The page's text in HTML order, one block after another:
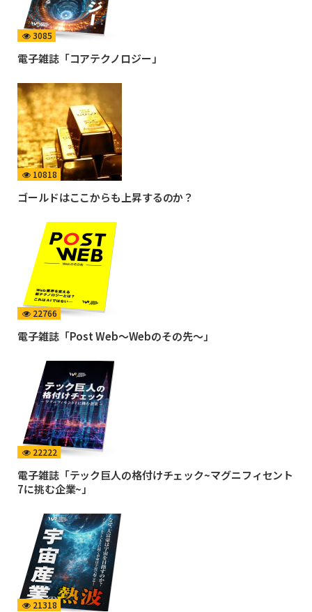
3085
電子雑誌「コアテクノロジー」
10818
ゴールドはここからも上昇するのか？
22766
電子雑誌「Post Web〜Webのその先〜」
22222
電子雑誌「テック巨人の格付けチェック~マグニフィセント
7に挑む企業~」
21318